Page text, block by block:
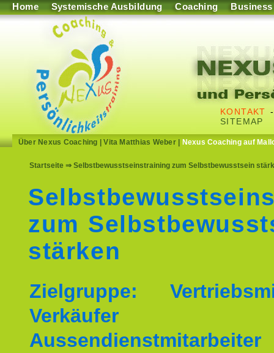
Home Systemische Ausbildung Coaching Business
KONTAKT
SITEMAP
Über Nexus Coaching |Vita Matthias Weber| Nexus Coaching auf
Startseite ⇒ Selbstbewusstseinstraining zum Selbstbewusstsein
zum
stärken
Zielgruppe:
Verkäufer